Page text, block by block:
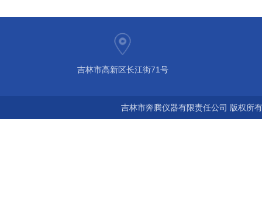
吉林市高新区长江街71号
吉林市奔腾仪器有限责任公司 版权所